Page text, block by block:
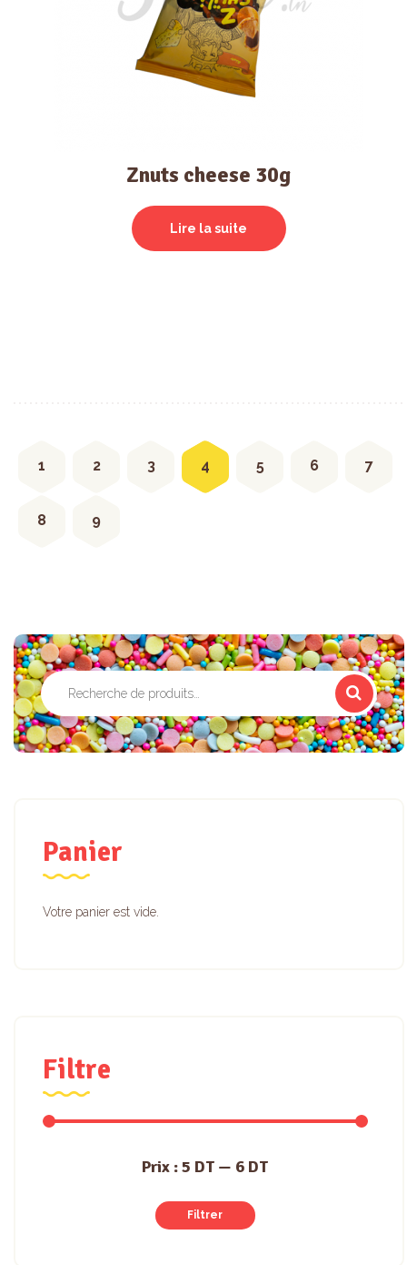
Znuts cheese 30g
Lire la suite
1 2 3 4 5 6 7
8 9
Recherche
pour :
Panier
Votre panier est vide.
Filtre
Filtrer
Prix :5 DT — 6 DT